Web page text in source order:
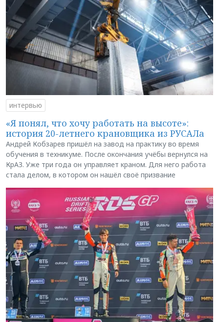
интервью
«Я понял, что хочу работать на высоте»:
история 20-летнего крановщика из РУСАЛа
Андрей Кобзарев пришёл на завод на практику во время
обучения в техникуме. После окончания учёбы вернулся на
КрАЗ. Уже три года он управляет краном. Для него работа
стала делом, в котором он нашёл своё призвание